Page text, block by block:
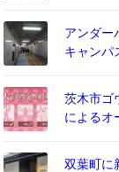
アンダー
キャンパ
茨木市ゴ
によるオ
双葉町に